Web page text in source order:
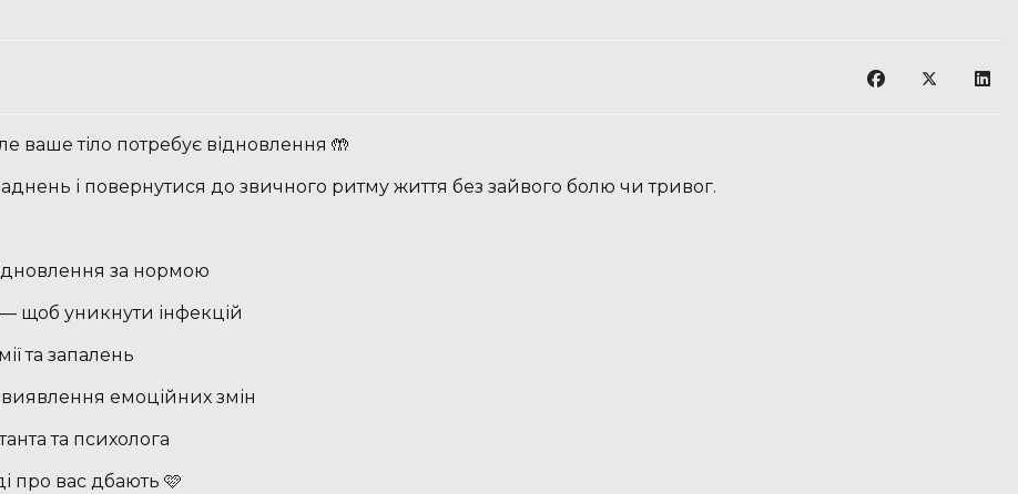
тіло потребує відновлення 🤲
і повернутися до звичного ритму життя без зайвого болю чи тривог.
за нормою
— щоб уникнути інфекцій
та запалень
емоційних змін
та психолога
про вас дбають 🩷